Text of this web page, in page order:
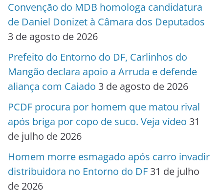
Convenção do MDB homologa candidatura
de Daniel Donizet à Câmara dos Deputados
3 de agosto de 2026
Prefeito do Entorno do DF, Carlinhos do
Mangão declara apoio a Arruda e defende
aliança com Caiado 3 de agosto de 2026
PCDF procura por homem que matou rival
após briga por copo de suco. Veja vídeo 31
de julho de 2026
Homem morre esmagado após carro invadir
distribuidora no Entorno do DF 31 de julho
de 2026